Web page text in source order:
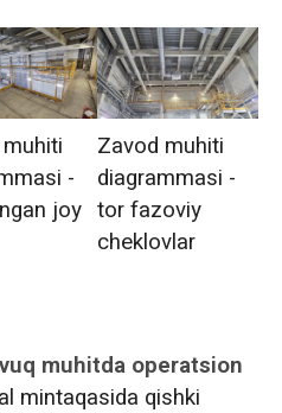
-
joy
Zavod muhiti
diagrammasi -
tor fazoviy
cheklovlar
muhitda operatsion
mintaqasida qishki